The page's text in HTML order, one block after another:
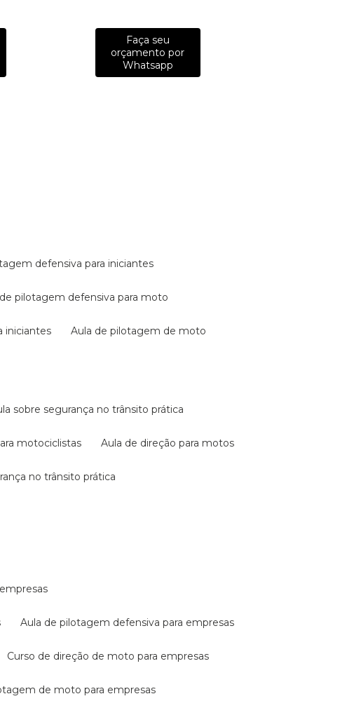
Faça seu
orçamento por
Whatsapp
defensiva para iniciantes
de pilotagem defensiva para moto
iniciantes aula de pilotagem de moto
sobre segurança no trânsito prática
motociclistas aula de direção para motos
no trânsito prática
aula de pilotagem defensiva para empresas
curso de direção de moto para empresas
de moto para empresas